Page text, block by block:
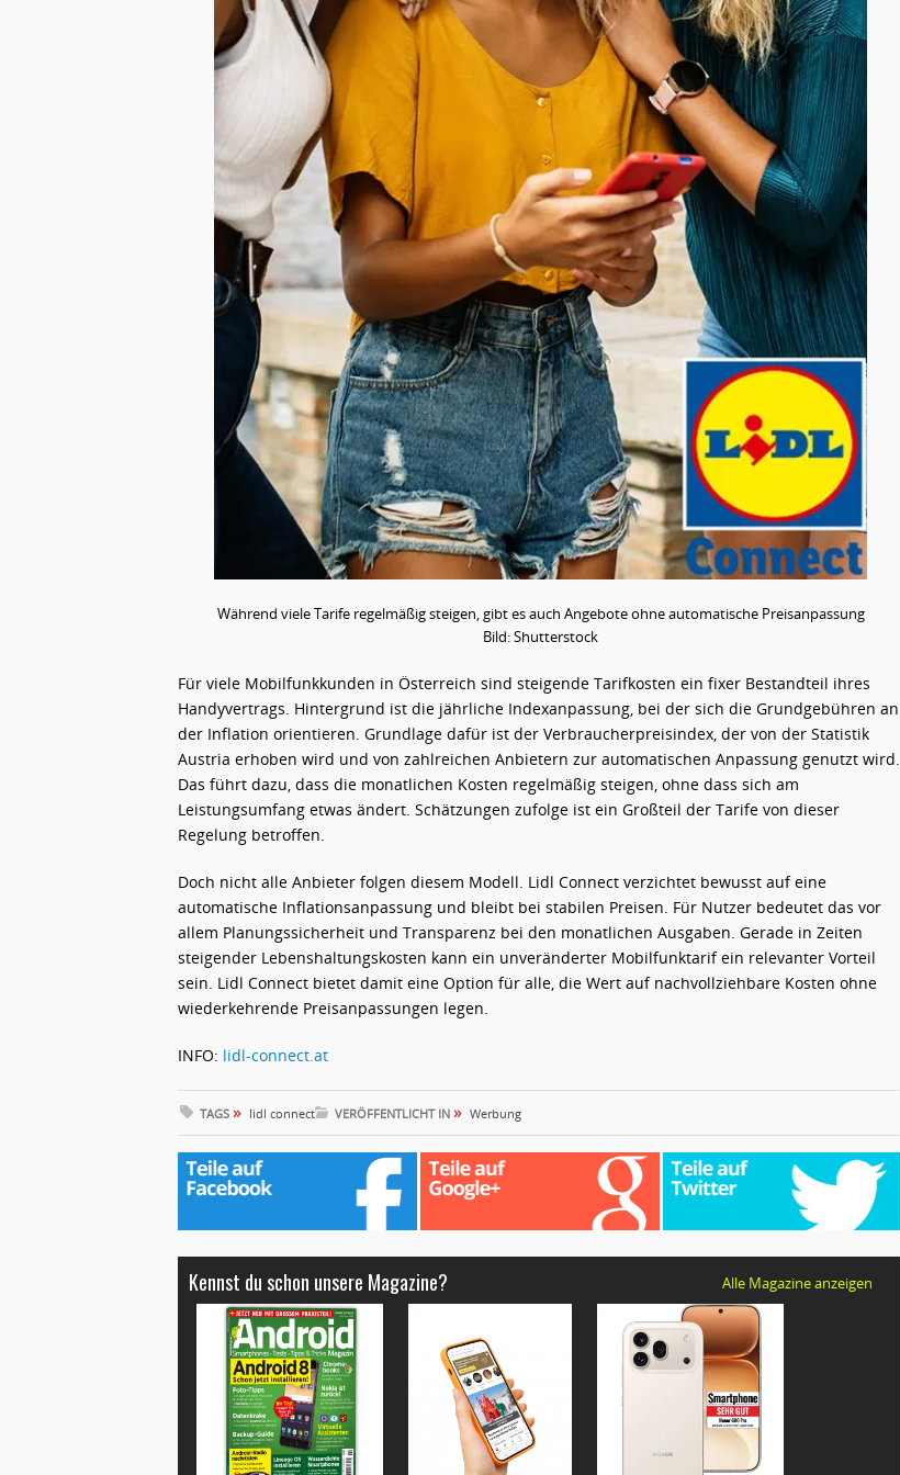
Während viele Tarife regelmäßig steigen, gibt es auch Angebote ohne automatische Preisanpassung
Bild: Shutterstock
Für viele Mobilfunkkunden in Österreich sind steigende Tarifkosten ein fixer Bestandteil ihres
Handyvertrags. Hintergrund ist die jährliche Indexanpassung, bei der sich die Grundgebühren an
der Inflation orientieren. Grundlage dafür ist der Verbraucherpreisindex, der von der Statistik
Austria erhoben wird und von zahlreichen Anbietern zur automatischen Anpassung genutzt wird.
Das führt dazu, dass die monatlichen Kosten regelmäßig steigen, ohne dass sich am
Leistungsumfang etwas ändert. Schätzungen zufolge ist ein Großteil der Tarife von dieser
Regelung betroffen.
Doch nicht alle Anbieter folgen diesem Modell. Lidl Connect verzichtet bewusst auf eine
automatische Inflationsanpassung und bleibt bei stabilen Preisen. Für Nutzer bedeutet das vor
allem Planungssicherheit und Transparenz bei den monatlichen Ausgaben. Gerade in Zeiten
steigender Lebenshaltungskosten kann ein unveränderter Mobilfunktarif ein relevanter Vorteil
sein. Lidl Connect bietet damit eine Option für alle, die Wert auf nachvollziehbare Kosten ohne
wiederkehrende Preisanpassungen legen.
INFO: lidl-connect.at
TAGS » lidl connect VERÖFFENTLICHT IN » Werbung
Kennst du schon unsere Magazine? Alle Magazine anzeigen